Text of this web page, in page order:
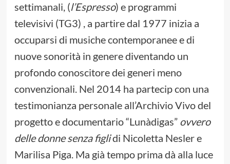
settimanali, (l’Espresso) e programmi
televisivi (TG3) , a partire dal 1977 inizia a
occuparsi di musiche contemporanee e di
nuove sonorità in genere diventando un
profondo conoscitore dei generi meno
convenzionali. Nel 2014 ha partecip con una
testimonianza personale all’Archivio Vivo del
progetto e documentario “Lunàdigas” ovvero
delle donne senza figlidi Nicoletta Nesler e
Marilisa Piga. Ma già tempo prima dà alla luce